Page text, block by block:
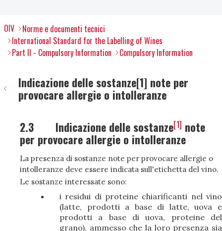
OIV
Norme e documenti tecnici
International Standard for the Labelling of Wines
Part II - Compulsory Information
Compulsory Information
Indicazione delle sostanze[1] note per
provocare allergie o intolleranze
2.3 Indicazione delle sostanze[1] note
per provocare allergie o intolleranze
La presenza di sostanze note per provocare allergie o
intolleranze deve essere indicata sull'etichetta del vino.
Le sostanze interessate sono:
i residui di proteine chiarificanti nel vino
(latte, prodotti a base di latte, uova e
prodotti a base di uova, proteine del
grano), ammesso che la loro presenza sia